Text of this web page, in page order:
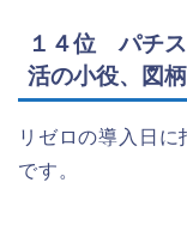
１４位 パチ
活の小役、図
リゼロの導入日
です。